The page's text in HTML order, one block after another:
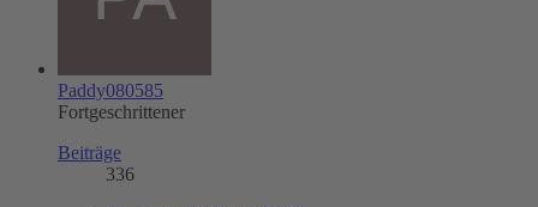
Paddy080585
Fortgeschrittener
Beiträge
336